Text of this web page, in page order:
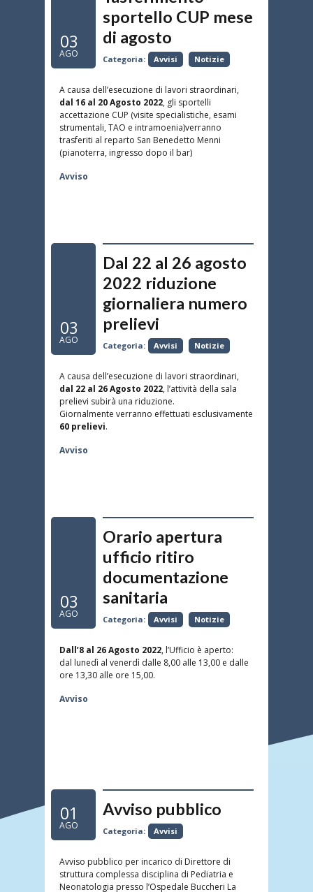
03
AGO
sportello CUP mese
di agosto
Categoria: Avvisi Notizie
A causa dell’esecuzione di lavori straordinari,
dal 16 al 20 Agosto 2022, gli sportelli
accettazione CUP (visite specialistiche, esami
strumentali, TAO e intramoenia)verranno
trasferiti al reparto San Benedetto Menni
(pianoterra, ingresso dopo il bar)
Avviso
03
AGO
Dal 22 al 26 agosto
2022 riduzione
giornaliera numero
prelievi
Categoria: Avvisi Notizie
A causa dell’esecuzione di lavori straordinari,
dal 22 al 26 Agosto 2022, l’attività della sala
prelievi subirà una riduzione.
Giornalmente verranno effettuati esclusivamente
60 prelievi.
Avviso
03
AGO
Orario apertura
ufficio ritiro
documentazione
sanitaria
Categoria: Avvisi Notizie
Dall’8 al 26 Agosto 2022, l’Ufficio è aperto:
dal lunedì al venerdì dalle 8,00 alle 13,00 e dalle
ore 13,30 alle ore 15,00.
Avviso
01
AGO
Avviso pubblico
Categoria: Avvisi
Avviso pubblico per incarico di Direttore di
struttura complessa disciplina di Pediatria e
Neonatologia presso l’Ospedale Buccheri La